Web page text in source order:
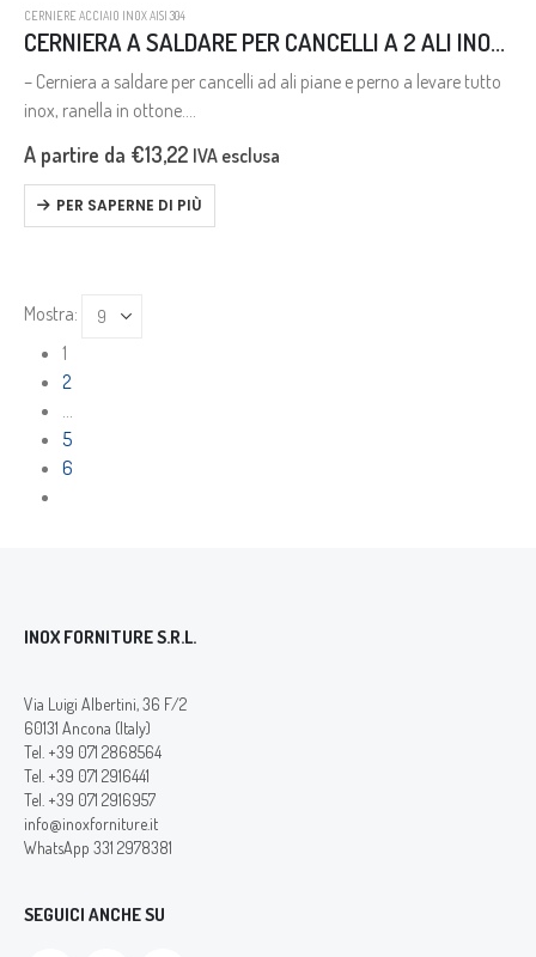
CERNIERE ACCIAIO INOX AISI 304
CERNIERA A SALDARE PER CANCELLI A 2 ALI INOX AISI 304
– Cerniera a saldare per cancelli ad ali piane e perno a levare tutto
inox, ranella in ottone.
loose…
A partire da €13,22 IVA esclusa
PER SAPERNE DI PIÙ
Mostra:
1
2
5
6
INOX FORNITURE S.R.L.
Via Luigi Albertini, 36 F/2
60131 Ancona (Italy)
Tel. +39 071 2868564
Tel. +39 071 2916441
Tel. +39 071 2916957
info@inoxforniture.it
WhatsApp 331 2978381
SEGUICI ANCHE SU